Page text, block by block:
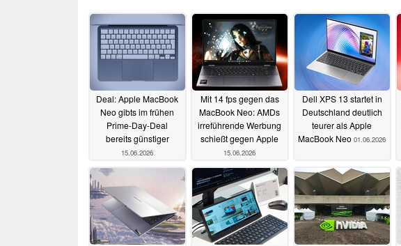
Deal: Apple MacBook
Neo gibts im frühen
Prime-Day-Deal
bereits günstiger
15.06.2026
Mit 14 fps gegen das
MacBook Neo: AMDs
irreführende Werbung
schießt gegen Apple
15.06.2026
Dell XPS 13 startet in
Deutschland deutlich
teurer als Apple
MacBook Neo 01.06.2026